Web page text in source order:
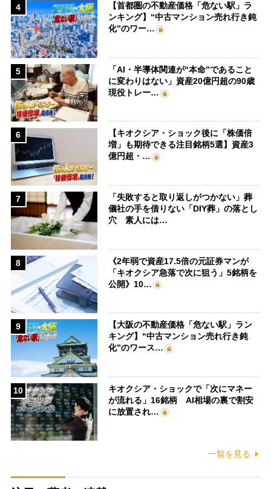
4
【首都圏の不動産価格「危ない駅」ラ
ンキング】“中古マンション売れ行き鈍
化”のワー…
5
「AI・半導体関連が“本命”であること
に変わりはない」資産20億円超の90歳
現役トレー…
6
【キオクシア・ショック後に「株価倍
増」も期待できる注目銘柄5選】資産3
億円超・…
7
「失敗すると取り返しがつかない」葬
儀社の手を借りない「DIY葬」の落とし
穴 素人には…
8
《2年弱で資産17.5倍の元証券マンが
「キオクシア急落で次に狙う」5銘柄を
公開》10…
9
【大阪の不動産価格「危ない駅」ラン
キング】“中古マンション売れ行き鈍
化”のワース…
10
キオクシア・ショックで「次にマネー
が流れる」16銘柄 AI相場の裏で割安
に放置され…
一覧を見る